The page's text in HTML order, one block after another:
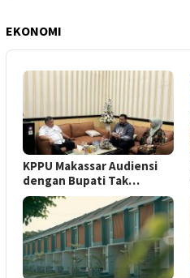
EKONOMI
KPPU Makassar Audiensi
dengan Bupati Tak…